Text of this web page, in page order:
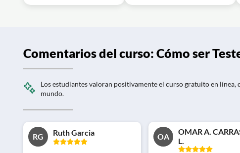
Comentarios del curso: Cómo ser
Los estudiantes valoran positivamente el curso gratuito en
mundo.
RG Ruth Garcia OA
OMAR A.
L.